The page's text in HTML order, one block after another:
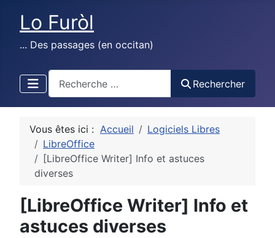
Lo Furòl
... Des passages (en occitan)
Rechercher
Vous êtes ici : Accueil
Logiciels Libres
LibreOffice
[LibreOffice Writer] Info et astuces
diverses
[LibreOffice Writer] Info et
astuces diverses